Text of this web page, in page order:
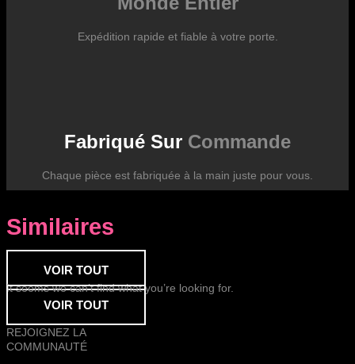
Expédition rapide et fiable à votre porte.
Fabriqué Sur Commande
Chaque pièce est fabriquée à la main juste pour vous.
Similaires
VOIR TOUT
It seems we can’t find what you’re looking for.
VOIR TOUT
REJOIGNEZ LA
COMMUNAUTÉ